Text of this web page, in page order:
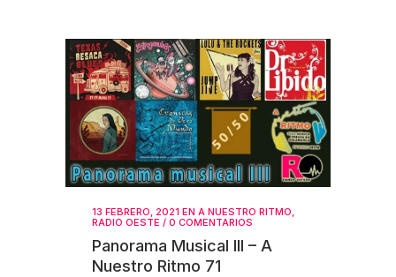
13 FEBRERO, 2021 EN A NUESTRO RITMO,
RADIO OESTE / 0 COMENTARIOS
Panorama Musical III – A
Nuestro Ritmo 71